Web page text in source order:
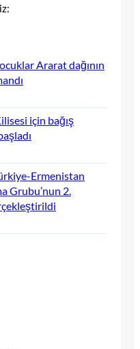
Ararat dağının
için bağış
Ermenistan
Grubu’nun 2.